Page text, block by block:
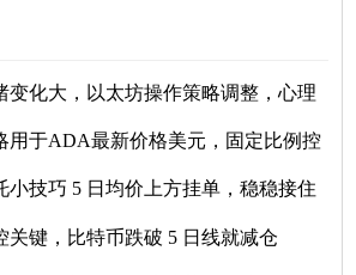
变化大，以太坊操作策略调整，心理
用于ADA最新价格美元，固定比例控
小技巧 5 日均价上方挂单，稳稳接住
关键，比特币跌破 5 日线就减仓